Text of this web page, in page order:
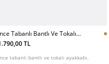
Tabanlı Bantlı Ve Tokalı
TL
tabanlı bantlı ve tokalı ayakkabı.